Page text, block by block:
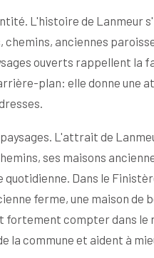
L'histoire de Lanmeur
chemins, anciennes
ouverts rappellent la
plan: elle donne une
L'attrait de
ses maisons
quotidienne. Dans le
ferme, une maison de
fortement compter dans le
la commune et aident à